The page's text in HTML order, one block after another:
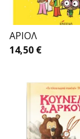
APΙΟΛ
14,50 €